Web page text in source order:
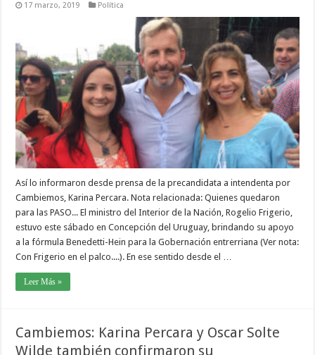
17 marzo, 2019 Política
Así lo informaron desde prensa de la precandidata a intendenta por
Cambiemos, Karina Percara. Nota relacionada: Quienes quedaron
para las PASO... El ministro del Interior de la Nación, Rogelio Frigerio,
estuvo este sábado en Concepción del Uruguay, brindando su apoyo
a la fórmula Benedetti-Hein para la Gobernación entrerriana (Ver nota:
Con Frigerio en el palco....). En ese sentido desde el …
Leer Más »
Cambiemos: Karina Percara y Oscar Solte
Wilde también confirmaron su